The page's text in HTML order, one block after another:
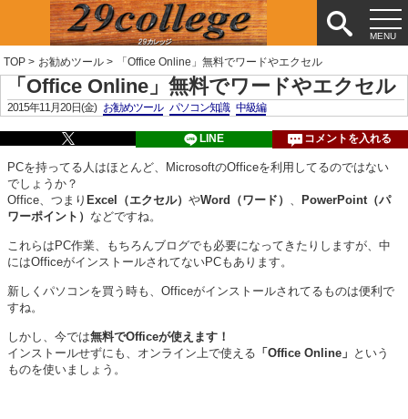
TOP > お勧めツール > 「Office Online」無料でワードやエクセル
「Office Online」無料でワードやエクセル
2015年11月20日(金) お勧めツール パソコン知識 中級編
LINE コメントを入れる
PCを持ってる人はほとんど、MicrosoftのOfficeを利用してるのではない
でしょうか？
Office、つまり Excel（エクセル） やWord（ワード） 、
PowerPoint（パ
ワーポイント） などですね。
これらはPC作業、もちろんブログでも必要になってきたりしますが、中
にはOfficeがインストールされてないPCもあります。
新しくパソコンを買う時も、Officeがインストールされてるものは便利で
すね。
しかし、今では無料でOfficeが使えます！
インストールせずにも、オンライン上で使える 「Office Online」 という
ものを使いましょう。